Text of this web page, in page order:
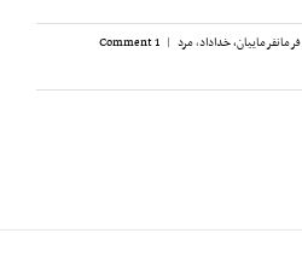
فرمانفرماییان، خداداد,مرد |
1 Comment